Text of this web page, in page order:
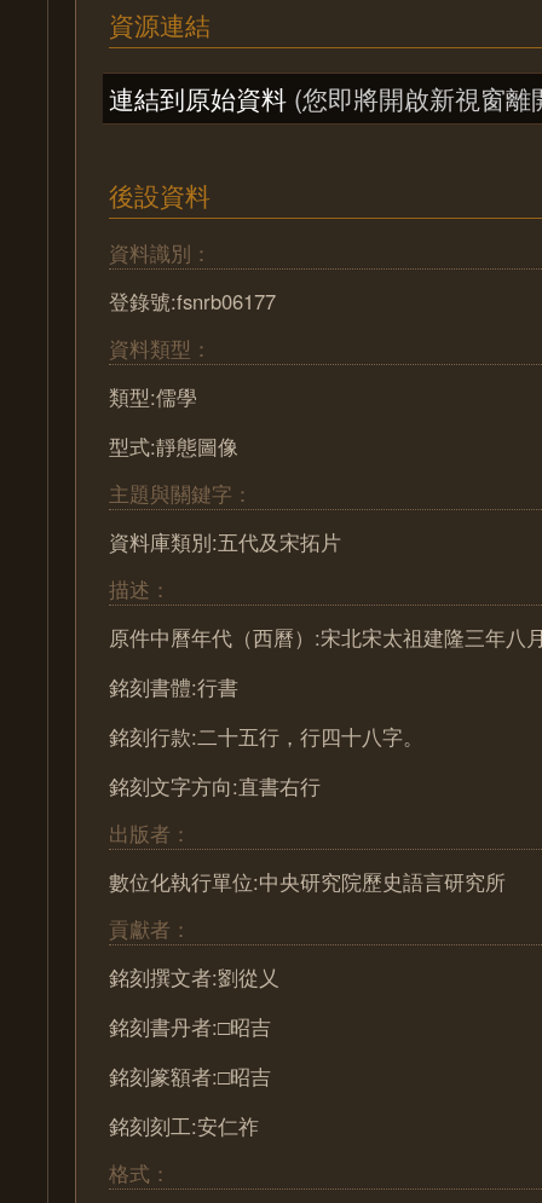
資源連結
連結到原始資料 (您即將開啟新視窗離
後設資料
資料識別：
登錄號:fsnrb06177
資料類型：
類型:儒學
型式:靜態圖像
主題與關鍵字：
資料庫類別:五代及宋拓片
描述：
原件中曆年代（西曆）:宋北宋太祖建隆三年八
銘刻書體:行書
銘刻行款:二十五行，行四十八字。
銘刻文字方向:直書右行
出版者：
數位化執行單位:中央研究院歷史語言研究所
貢獻者：
銘刻撰文者:劉從乂
銘刻書丹者:□昭吉
銘刻篆額者:□昭吉
銘刻刻工:安仁祚
格式：